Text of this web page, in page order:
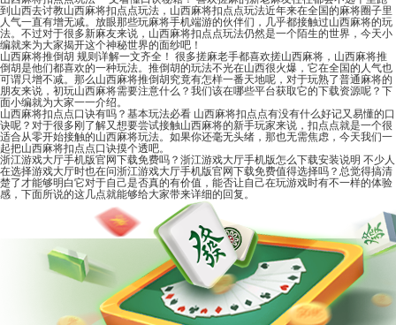
到山西去讨教山西麻将扣点点玩法，山西麻将扣点点玩法近年来在全国的麻将圈子里
人气一直有增无减。放眼那些玩麻将手机端游的伙伴们，几乎都接触过山西麻将的玩
法。不过对于很多新麻友来说，山西麻将扣点点玩法仍然是一个陌生的世界，今天小
编就来为大家揭开这个神秘世界的面纱吧！
山西麻将推倒胡 规则详解一文齐全！ 很多搓麻老手都喜欢搓山西麻将，山西麻将推
倒胡是他们都喜欢的一种玩法。推倒胡的玩法不光在山西很火爆，它在全国的人气也
可谓只增不减。那么山西麻将推倒胡究竟有怎样一番天地呢，对于玩熟了普通麻将的
朋友来说，初玩山西麻将需要注意什么？我们该在哪些平台获取它的下载资源呢？下
面小编就为大家一一介绍。
山西麻将扣点点口诀有吗？基本玩法必看 山西麻将扣点点有没有什么好记又易懂的口
诀呢？对于很多刚了解又想要尝试接触山西麻将的新手玩家来说，扣点点就是一个很
适合从零开始接触的山西麻将玩法。如果你还毫无头绪，那也无需焦虑，今天我们一
起把山西麻将扣点点口诀摸个透吧。
浙江游戏大厅手机版官网下载免费吗？浙江游戏大厅手机版怎么下载安装说明 不少人
在选择游戏大厅时也在问浙江游戏大厅手机版官网下载免费值得选择吗？总觉得搞清
楚了才能够明白它对于自己是否真的有价值，能否让自己在玩游戏时有不一样的体验
感，下面所说的这几点就能够给大家带来详细的回复。